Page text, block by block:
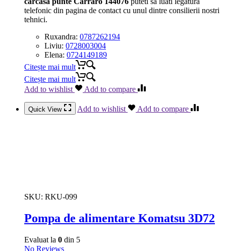
telefonic din pagina de contact cu unul dintre consilierii nostri
tehnici.
Ruxandra: 0787262194
Liviu: 0728003004
Elena: 0724149189
Citește mai mult
Citește mai mult
Add to wishlist
Add to compare
Quick View Add to wishlist Add to compare
SKU: RKU-099
Pompa de alimentare Komatsu 3D72
Evaluat la 0 din 5
No Reviews